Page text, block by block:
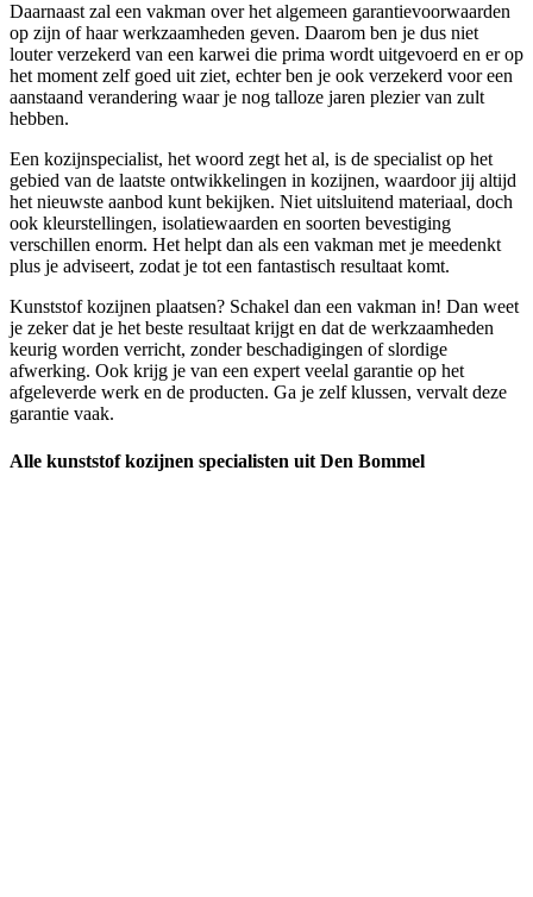
Daarnaast zal een vakman over het algemeen garantievoorwaarden
op zijn of haar werkzaamheden geven. Daarom ben je dus niet
louter verzekerd van een karwei die prima wordt uitgevoerd en er op
het moment zelf goed uit ziet, echter ben je ook verzekerd voor een
aanstaand verandering waar je nog talloze jaren plezier van zult
hebben.
Een kozijnspecialist, het woord zegt het al, is de specialist op het
gebied van de laatste ontwikkelingen in kozijnen, waardoor jij altijd
het nieuwste aanbod kunt bekijken. Niet uitsluitend materiaal, doch
ook kleurstellingen, isolatiewaarden en soorten bevestiging
verschillen enorm. Het helpt dan als een vakman met je meedenkt
plus je adviseert, zodat je tot een fantastisch resultaat komt.
Kunststof kozijnen plaatsen? Schakel dan een vakman in! Dan weet
je zeker dat je het beste resultaat krijgt en dat de werkzaamheden
keurig worden verricht, zonder beschadigingen of slordige
afwerking. Ook krijg je van een expert veelal garantie op het
afgeleverde werk en de producten. Ga je zelf klussen, vervalt deze
garantie vaak.
Alle kunststof kozijnen specialisten uit Den Bommel